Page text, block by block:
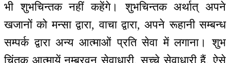
भी शुभचिन्तक नहीं कहेंगे। शुभचिन्तक अर्थात् अपने
खजानों को मन्सा द्वारा, वाचा द्वारा, अपने रूहानी सम्बन्ध
सम्पर्क द्वारा अन्य आत्माओं प्रति सेवा में लगाना। शुभ
चिंतक आत्मायें नम्बरवन सेवाधारी, सच्चे सेवाधारी हैं, ऐसे